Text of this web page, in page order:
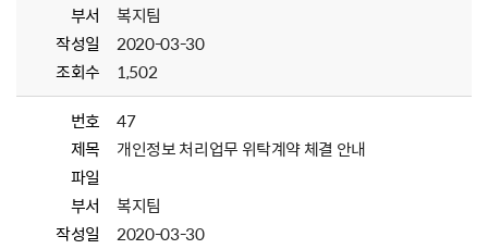
부서
복지팀
작성일
2020-03-30
조회수
1,502
번호
47
제목
개인정보 처리업무 위탁계약 체결 안내
파일
부서
복지팀
작성일
2020-03-30